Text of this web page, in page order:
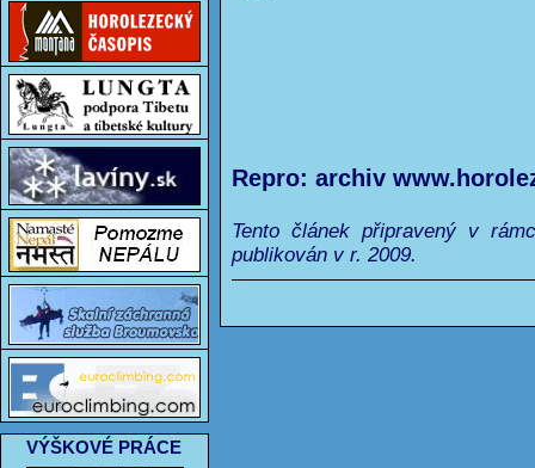
VÝŠKOVÉ PRÁCE
Repro: archiv
Tento článek připravený v
publikován v r. 2009.